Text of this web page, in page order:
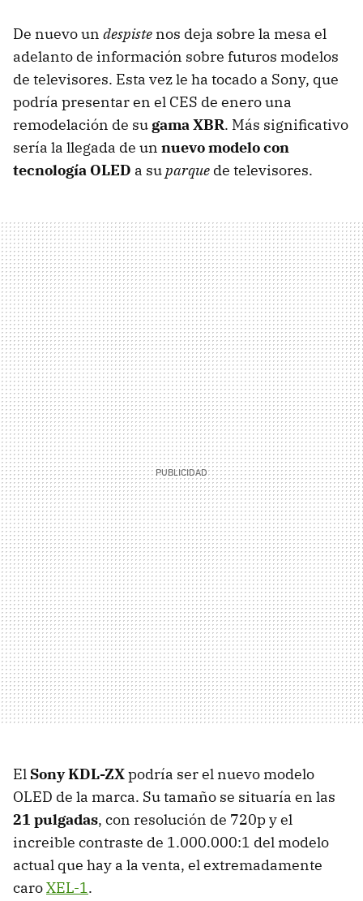
De nuevo un despiste nos deja sobre la mesa el
adelanto de información sobre futuros modelos
de televisores. Esta vez le ha tocado a Sony, que
podría presentar en el CES de enero una
remodelación de su gama XBR. Más significativo
sería la llegada de un nuevo modelo con
tecnología OLED a suparque de televisores.
El Sony KDL-ZXpodría ser el nuevo modelo
OLED de la marca. Su tamaño se situaría en las
21 pulgadas, con resolución de 720p y el
increible contraste de 1.000.000:1 del modelo
actual que hay a la venta, el extremadamente
caroXEL-1.